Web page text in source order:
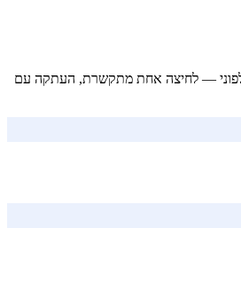
— לחיצה אחת מתקשרת, העתקה עם